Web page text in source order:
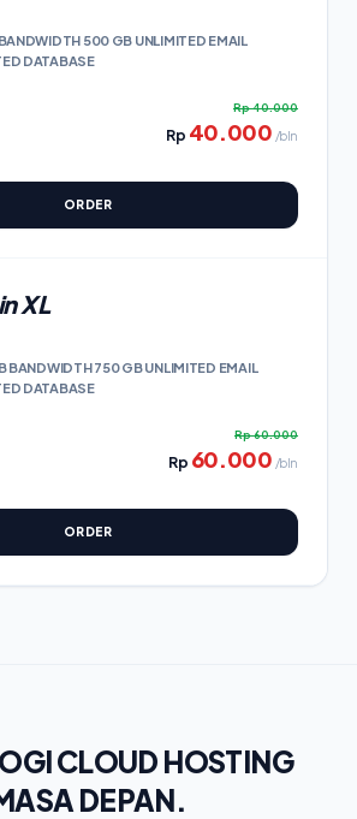
500 GB UNLIMITED EMAIL
DATABASE
Rp40.000
Rp 40.000 /bln
ORDER
XL
BANDWIDTH 750 GB UNLIMITED EMAIL
DATABASE
Rp60.000
Rp 60.000 /bln
ORDER
CLOUD HOSTING
DEPAN.